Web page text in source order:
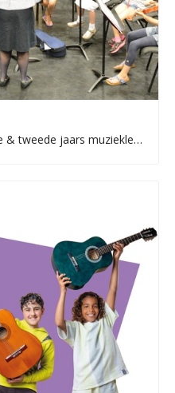
Gratis samenspel voor eerste & tweede jaars muziekleerlingen